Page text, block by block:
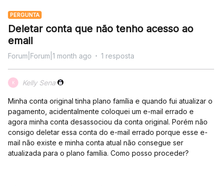
PERGUNTA
Deletar conta que não tenho acesso ao
email
Forum|Forum|1 month ago 1 resposta
K Kelly Sena
Minha conta original tinha plano família e quando fui atualizar o
pagamento, acidentalmente coloquei um e-mail errado e
agora minha conta desassociou da conta original. Porém não
consigo deletar essa conta do e-mail errado porque esse e-
mail não existe e minha conta atual não consegue ser
atualizada para o plano família. Como posso proceder?